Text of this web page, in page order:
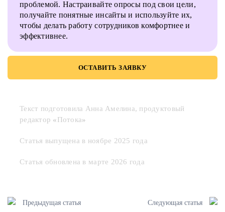
проблемой. Настраивайте опросы под свои цели,
получайте понятные инсайты и используйте их,
чтобы делать работу сотрудников комфортнее и
эффективнее.
ОСТАВИТЬ ЗАЯВКУ
Текст подготовила Анна Амелина, продуктовый
редактор «Потока»
Статья выпущена в ноябре 2025 года
Статья обновлена в марте 2026 года
Предыдущая статья Следующая статья